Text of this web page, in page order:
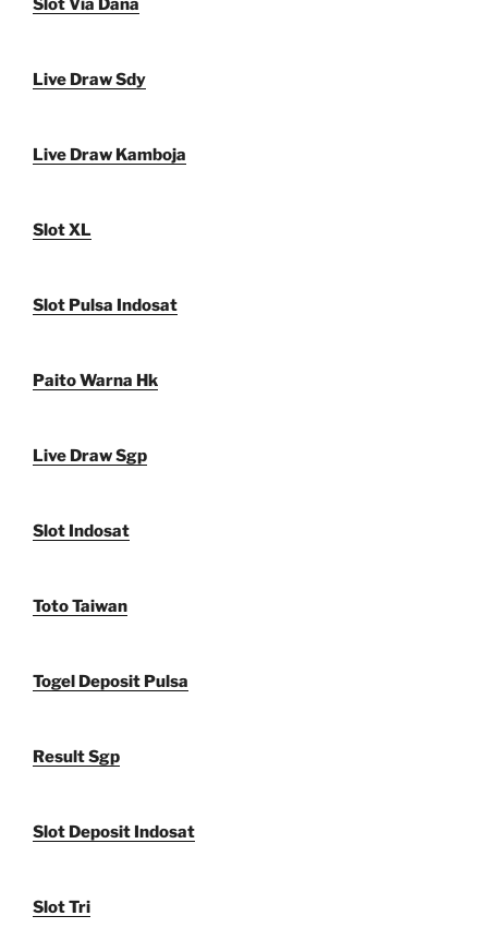
Slot Via Dana
Live Draw Sdy
Live Draw Kamboja
Slot XL
Slot Pulsa Indosat
Paito Warna Hk
Live Draw Sgp
Slot Indosat
Toto Taiwan
Togel Deposit Pulsa
Result Sgp
Slot Deposit Indosat
Slot Tri